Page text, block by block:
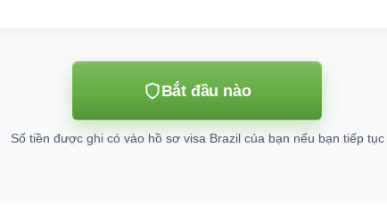
Bắt đầu nào
Số tiền được ghi có vào hồ sơ visa Brazil của bạn nếu bạn tiếp tục